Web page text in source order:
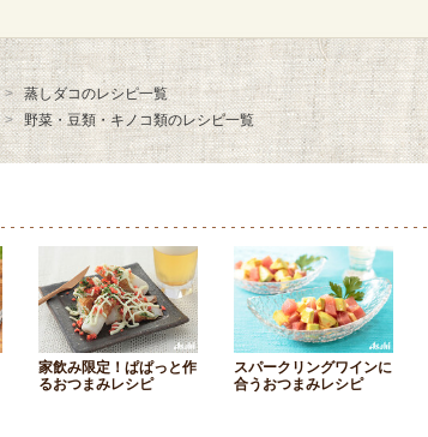
蒸しダコのレシピ一覧
野菜・豆類・キノコ類のレシピ一覧
家飲み限定！ぱぱっと作
るおつまみレシピ
スパークリングワインに
合うおつまみレシピ